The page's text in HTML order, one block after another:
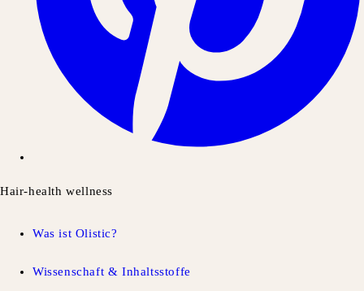
Hair-health wellness
Was ist Olistic?
Wissenschaft & Inhaltsstoffe